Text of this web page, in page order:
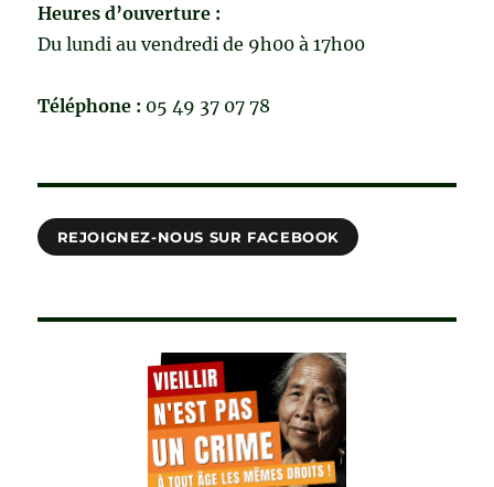
Heures d’ouverture :
Du lundi au vendredi de 9h00 à 17h00
Téléphone : 05 49 37 07 78
REJOIGNEZ-NOUS SUR FACEBOOK